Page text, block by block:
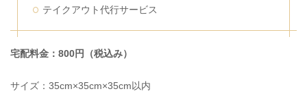
テイクアウト代行サービス
宅配料金：800円（税込み）
サイズ：35cm×35cm×35cm以内